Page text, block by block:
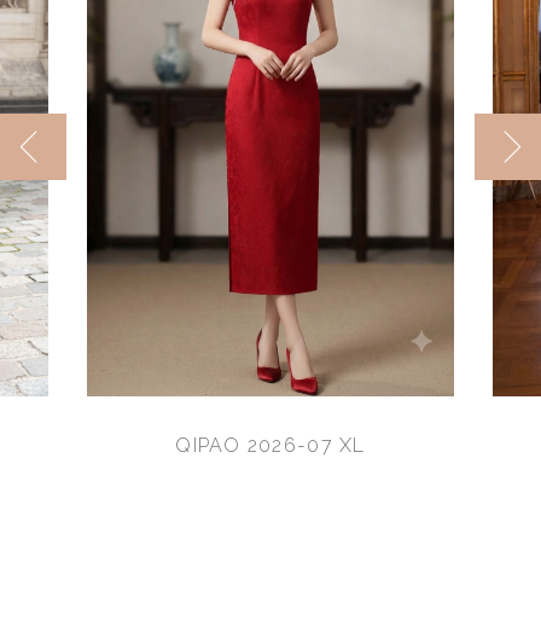
QIPAO 2026-07 XL